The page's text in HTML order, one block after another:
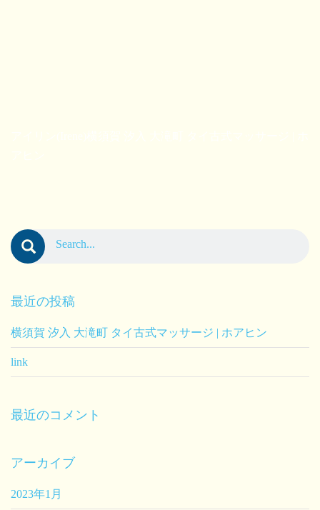
最近の投稿
横須賀 汐入 大滝町 タイ古式マッサージ | ホアヒン
link
最近のコメント
アーカイブ
2023年1月